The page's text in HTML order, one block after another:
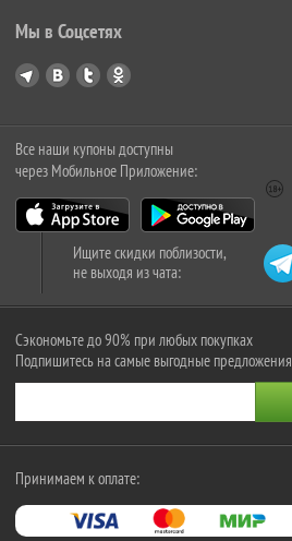
Мы в Соцсетях
Все наши купоны доступны
через Мобильное Приложение:
Ищите скидки поблизости,
не выходя из чата:
Сэкономьте до 90% при любых покупках
Подпишитесь на самые выгодные предложения
Принимаем к оплате: